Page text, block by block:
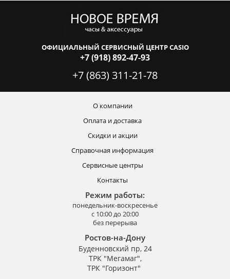
ОФИЦИАЛЬНЫЙ СЕРВИСНЫЙ ЦЕНТР CASIO
+7 (918) 892-47-93
+7 (863) 311-21-78
О компании
Оплата и доставка
Скидки и акции
Справочная информация
Сервисные центры
Контакты
Режим работы:
понедельник-воскресенье
с 10:00 до 20:00
без перерыва
Ростов-на-Дону
Буденновский пр, 24
ТРК "Мегамаг",
ТРК "Горизонт"